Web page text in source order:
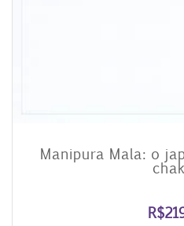
Manipura Mala: o
R$